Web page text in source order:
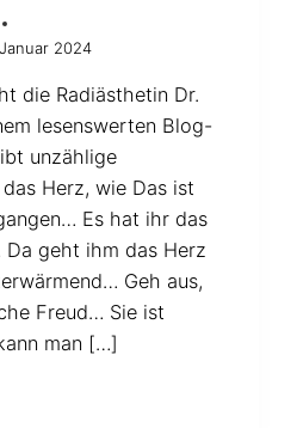
2024
die Radiästhetin Dr.
lesenswerten Blog-
unzählige
Herz, wie Das ist
Es hat ihr das
geht ihm das Herz
Geh aus,
Freud… Sie ist
man […]